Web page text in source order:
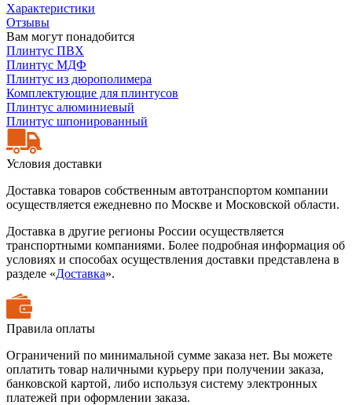
Характеристики
Отзывы
Вам могут понадобится
Плинтус ПВХ
Плинтус МДФ
Плинтус из дюрополимера
Комплектующие для плинтусов
Плинтус алюминиевый
Плинтус шпонированный
Условия доставки
Доставка товаров собственным автотранспортом компании
осуществляется ежедневно по Москве и Московской области.
Доставка в другие регионы России осуществляется
транспортными компаниями. Более подробная информация об
условиях и способах осуществления доставки представлена в
разделе «Доставка».
Правила оплаты
Ограничений по минимальной сумме заказа нет. Вы можете
оплатить товар наличными курьеру при получении заказа,
банковской картой, либо используя систему электронных
платежей при оформлении заказа.